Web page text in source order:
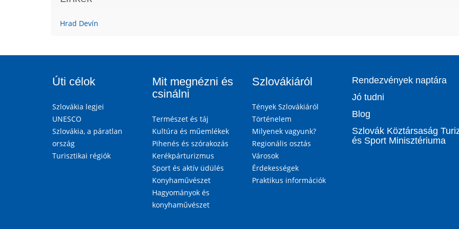
Hrad Devín
Úti célok
Szlovákia legjei
UNESCO
Szlovákia, a páratlan
ország
Turisztikai régiók
Mit megnézni és
csinálni
Természet és táj
Kultúra és műemlékek
Pihenés és szórakozás
Kerékpárturizmus
Sport és aktív üdülés
Konyhaművészet
Hagyományok és
konyhaművészet
Szlovákiáról
Tények Szlovákiáról
Történelem
Milyenek vagyunk?
Regionális osztás
Városok
Érdekességek
Praktikus információk
Rendezvények naptára
Jó tudni
Blog
Szlovák Köztársaság
és Sport Minisztériuma